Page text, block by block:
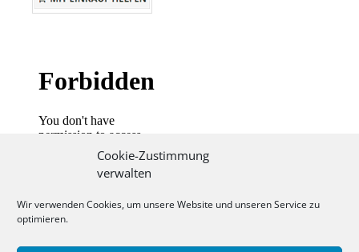
Cookie-Zustimmung
verwalten
Wir verwenden Cookies, um unsere Website und unseren Service zu
optimieren.